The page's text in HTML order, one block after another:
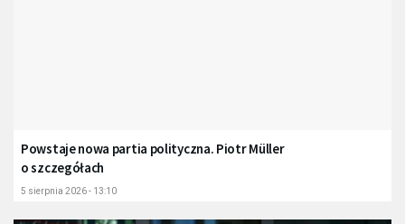
Powstaje nowa partia polityczna. Piotr Müller
o szczegółach
5 sierpnia 2026 - 13:10